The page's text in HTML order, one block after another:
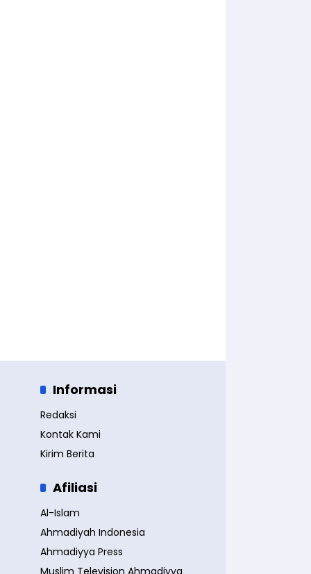
Informasi
Redaksi
Kontak Kami
Kirim Berita
Afiliasi
Al-Islam
Ahmadiyah Indonesia
Ahmadiyya Press
Muslim Television Ahmadiyya